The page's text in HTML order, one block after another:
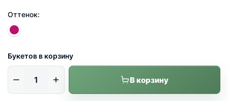
Оттенок:
Букетов в корзину
В корзину